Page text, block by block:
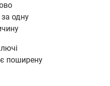
одну
поширену